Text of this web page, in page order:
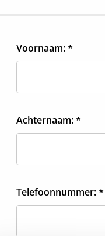
Voornaam: *
Achternaam: *
Telefoonnummer: *